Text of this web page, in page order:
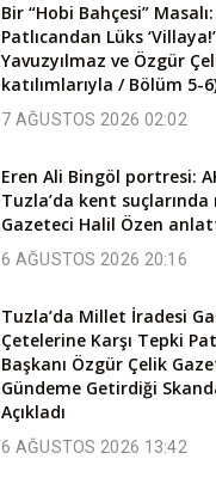
Bir “Hobi Bahçesi”
Patlıcandan Lüks
Yavuzyılmaz ve Özgür
katılımlarıyla / Bölüm 5-
7 AĞUSTOS 2026 02:02
Eren Ali Bingöl portresi:
Tuzla’da kent suçlarında
Gazeteci Halil Özen
6 AĞUSTOS 2026 20:16
Tuzla’da Millet İradesi
Çetelerine Karşı Tepki
Başkanı Özgür Çelik
Gündeme Getirdiği
Açıkladı
6 AĞUSTOS 2026 13:42